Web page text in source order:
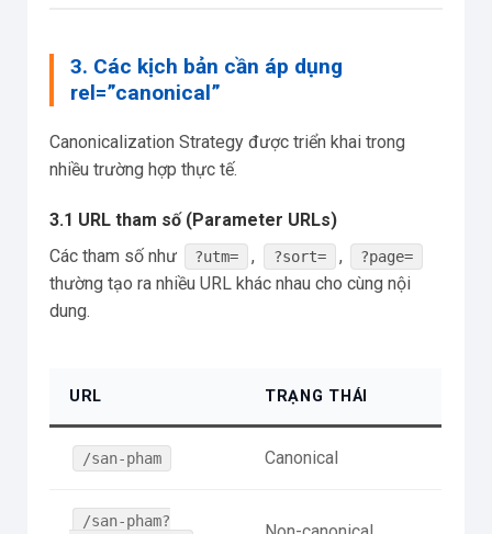
3. Các kịch bản cần áp dụng
rel=”canonical”
Canonicalization Strategy được triển khai trong
nhiều trường hợp thực tế.
3.1 URL tham số (Parameter URLs)
Các tham số như
?utm= , ?sort= , ?page=
thường tạo ra nhiều URL khác nhau cho cùng nội
dung.
URL TRẠNG THÁI
/san-pham Canonical
/san-pham?